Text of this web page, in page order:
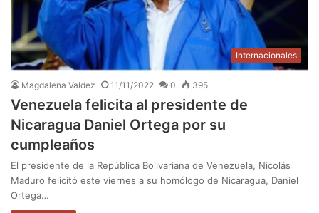
Internacionales
Magdalena Valdez 11/11/2022 0 395
Venezuela felicita al presidente de
Nicaragua Daniel Ortega por su
cumpleaños
El presidente de la República Bolivariana de Venezuela, Nicolás
Maduro felicitó este viernes a su homólogo de Nicaragua, Daniel
Ortega…